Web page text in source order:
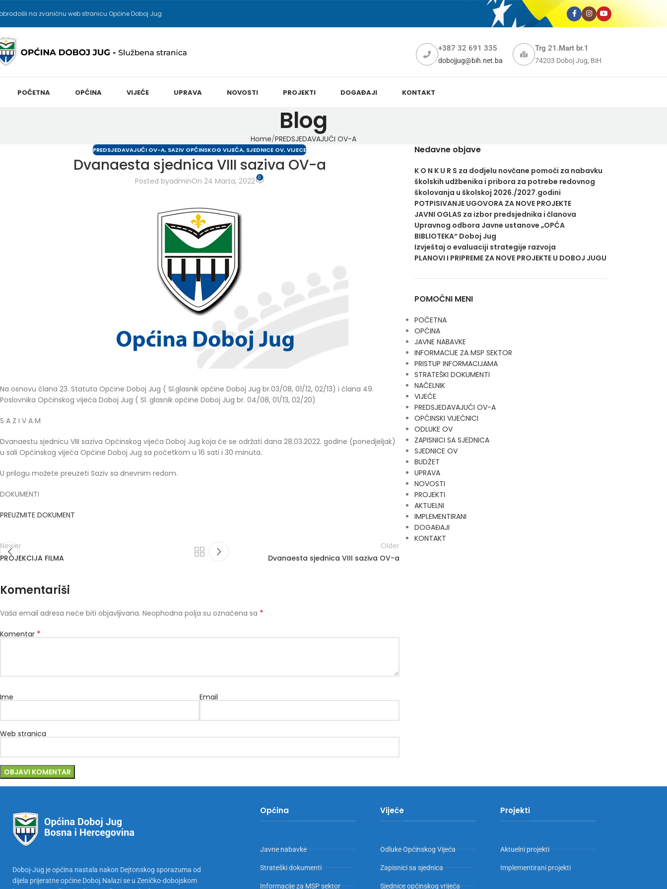
na zvaničnu web stranicu Općine Doboj Jug
+387 32 691 335
dobojjug@bih.net.ba
Trg 21.Mart br.1
74203 Doboj Jug, BiH
POČETNA OPĆINA VIJEĆE UPRAVA NOVOSTI PROJEKTI DOGAĐAJI KONTAKT
Blog
Home PREDSJEDAVAJUĆI OV-A
PREDSJEDAVAJUĆI OV-A, SAZIV OPĆINSKOG VIJEĆA, SJEDNICE OV,VIJECE
Dvanaesta sjednica VIII saziva OV-a
Posted byadminOn 24 Marta, 2022 0
Na osnovu člana 23. Statuta Općine Doboj Jug ( Sl.glasnik općine Doboj Jug br.03/08, 01/12, 02/13) i člana 49.
Poslovnika Općinskog vijeća Doboj Jug ( Sl. glasnik općine Doboj Jug br. 04/08, 01/13, 02/20)
S A Z I V A M
Dvanaestu sjednicu VIII saziva Općinskog vijeća Doboj Jug koja će se održati dana 28.03.2022. godine (ponedjeljak)
u sali Općinskog vijeća Općine Doboj Jug sa početkom u 16 sati i 30 minuta.
U prilogu možete preuzeti Saziv sa dnevnim redom.
DOKUMENTI
PREUZMITE DOKUMENT
Newer
PROJEKCIJA FILMA
Older
Dvanaesta sjednica VIII saziva OV-a
Komentariši
Vaša email adresa neće biti objavljivana. Neophodna polja su označena sa *
Komentar *
Ime Email
Web stranica
Nedavne objave
K O N K U R S za dodjelu novčane pomoći za nabavku
školskih udžbenika i pribora za potrebe redovnog
školovanja u školskoj 2026./2027.godini
POTPISIVANJE UGOVORA ZA NOVE PROJEKTE
JAVNI OGLAS za izbor predsjednika i članova
Upravnog odbora Javne ustanove „OPĆA
BIBLIOTEKA“ Doboj Jug
Izvještaj o evaluaciji strategije razvoja
PLANOVI I PRIPREME ZA NOVE PROJEKTE U DOBOJ JUGU
POMOĆNI MENI
POČETNA
OPĆINA
JAVNE NABAVKE
INFORMACIJE ZA MSP SEKTOR
PRISTUP INFORMACIJAMA
STRATEŠKI DOKUMENTI
NAČELNIK
VIJEĆE
PREDSJEDAVAJUĆI OV-A
OPĆINSKI VIJEĆNICI
ODLUKE OV
ZAPISNICI SA SJEDNICA
SJEDNICE OV
BUDŽET
UPRAVA
NOVOSTI
PROJEKTI
AKTUELNI
IMPLEMENTIRANI
DOGAĐAJI
KONTAKT
Doboj-Jug je općina nastala nakon Dejtonskog sporazuma od
dijela prijeratne općine Doboj.Nalazi se u Zeničko-dobojskom
Općina
Javne nabavke
Strateški dokumenti
Informacije za MSP sektor
Vijeće
Odluke Općinskog Vijeća
Zapisnici sa sjednica
Sjednice općinskog vrijeća
Projekti
Aktuelni projekti
Implementirani projekti